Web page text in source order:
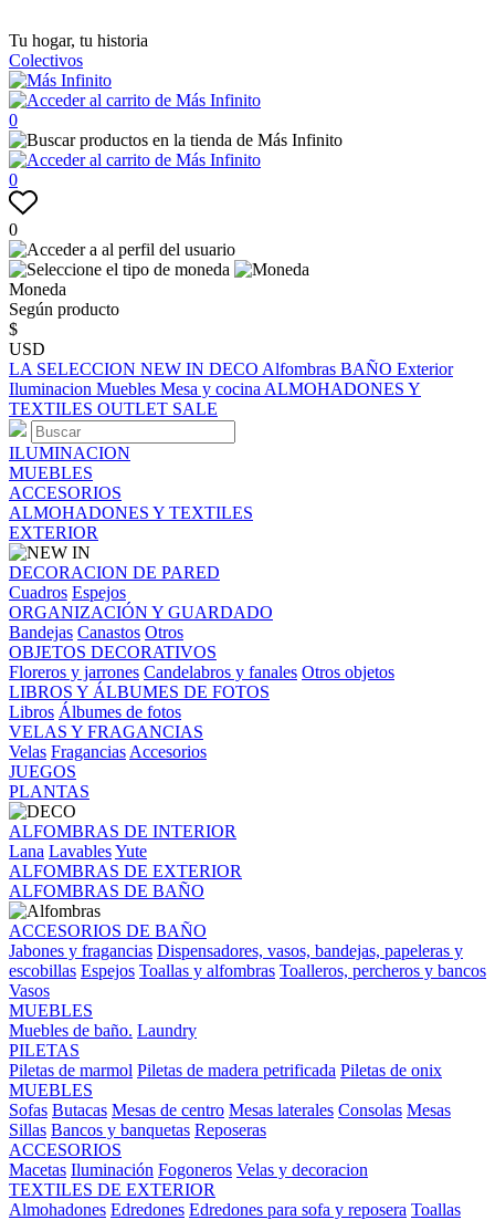
Tu hogar, tu historia
Colectivos
0
0
0
Moneda
Según producto
$
USD
LA SELECCION NEW IN DECO Alfombras BAÑO Exterior
Iluminacion Muebles Mesa y cocina ALMOHADONES Y
TEXTILES OUTLET SALE
ILUMINACION
MUEBLES
ACCESORIOS
ALMOHADONES Y TEXTILES
EXTERIOR
DECORACION DE PARED
Cuadros Espejos
ORGANIZACIÓN Y GUARDADO
Bandejas Canastos Otros
OBJETOS DECORATIVOS
Floreros y jarrones Candelabros y fanales Otros objetos
LIBROS Y ÁLBUMES DE FOTOS
Libros Álbumes de fotos
VELAS Y FRAGANCIAS
Velas Fragancias Accesorios
JUEGOS
PLANTAS
ALFOMBRAS DE INTERIOR
Lana LavablesYute
ALFOMBRAS DE EXTERIOR
ALFOMBRAS DE BAÑO
ACCESORIOS DE BAÑO
Jabones y fragancias Dispensadores, vasos, bandejas, papeleras y
escobillas Espejos Toallas y alfombras Toalleros, percheros y bancos
Vasos
MUEBLES
Muebles de baño. Laundry
PILETAS
Piletas de marmol Piletas de madera petrificada Piletas de onix
MUEBLES
Sofas Butacas Mesas de centro Mesas laterales Consolas Mesas
Sillas Bancos y banquetas Reposeras
ACCESORIOS
Macetas Iluminación Fogoneros Velas y decoracion
TEXTILES DE EXTERIOR
Almohadones Edredones Edredones para sofa y reposera Toallas